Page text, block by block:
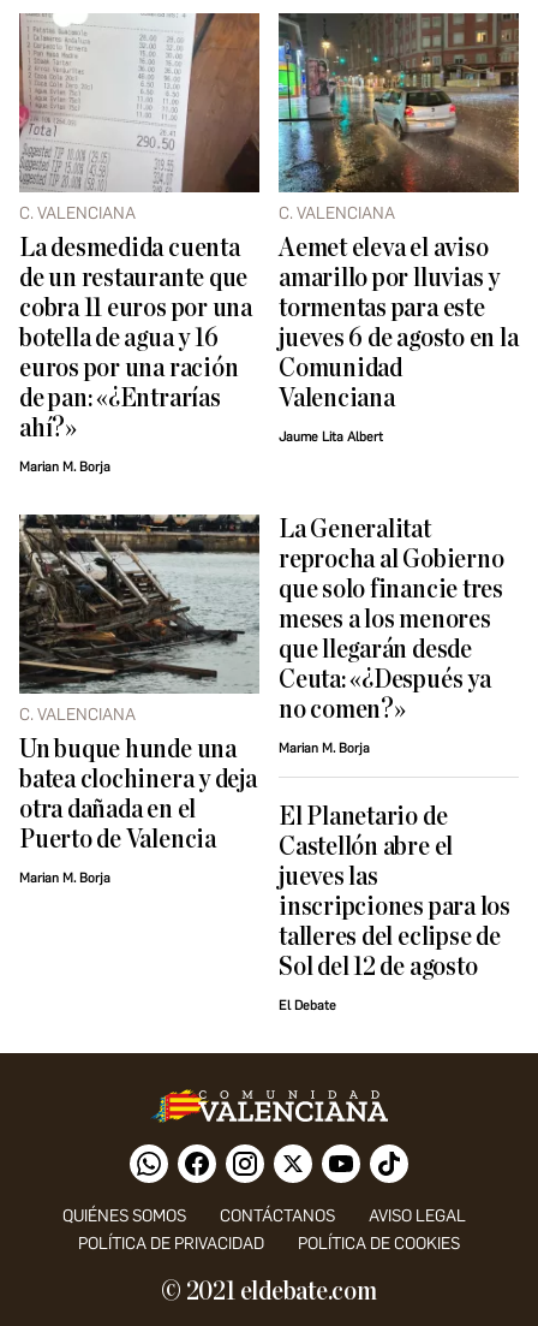
C. VALENCIANA
La desmedida cuenta
de un restaurante que
cobra 11 euros por una
botella de agua y 16
euros por una ración
de pan: «¿Entrarías
ahí?»
Marian M. Borja
C. VALENCIANA
Aemet eleva el aviso
amarillo por lluvias y
tormentas para este
jueves 6 de agosto en la
Comunidad
Valenciana
Jaume Lita Albert
C. VALENCIANA
Un buque hunde una
batea clochinera y deja
otra dañada en el
Puerto de Valencia
Marian M. Borja
La Generalitat
reprocha al Gobierno
que solo financie tres
meses a los menores
que llegarán desde
Ceuta: «¿Después ya
no comen?»
Marian M. Borja
El Planetario de
Castellón abre el
jueves las
inscripciones para los
talleres del eclipse de
Sol del 12 de agosto
El Debate
QUIÉNES SOMOS CONTÁCTANOS
AVISO LEGAL
POLÍTICA DE PRIVACIDAD
POLÍTICA DE COOKIES
© 2021 eldebate.com